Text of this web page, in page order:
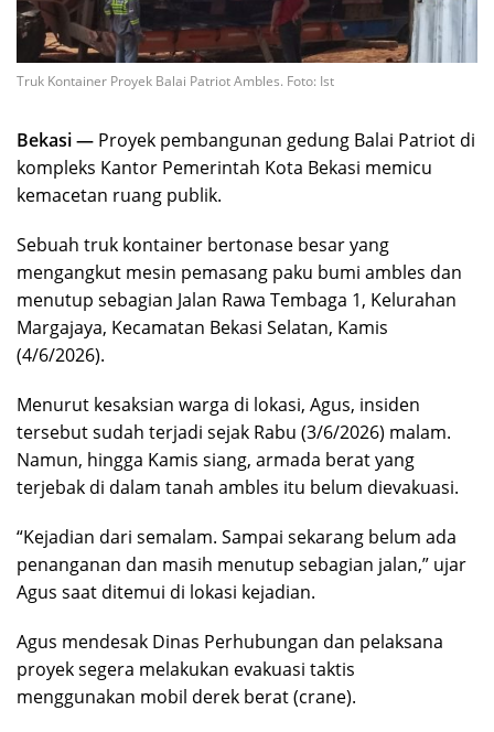
Truk Kontainer Proyek Balai Patriot Ambles. Foto: Ist
Bekasi — Proyek pembangunan gedung Balai Patriot di
kompleks Kantor Pemerintah Kota Bekasi memicu
kemacetan ruang publik.
Sebuah truk kontainer bertonase besar yang
mengangkut mesin pemasang paku bumi ambles dan
menutup sebagian Jalan Rawa Tembaga 1, Kelurahan
Margajaya, Kecamatan Bekasi Selatan, Kamis
(4/6/2026).
Menurut kesaksian warga di lokasi, Agus, insiden
tersebut sudah terjadi sejak Rabu (3/6/2026) malam.
Namun, hingga Kamis siang, armada berat yang
terjebak di dalam tanah ambles itu belum dievakuasi.
“Kejadian dari semalam. Sampai sekarang belum ada
penanganan dan masih menutup sebagian jalan,” ujar
Agus saat ditemui di lokasi kejadian.
Agus mendesak Dinas Perhubungan dan pelaksana
proyek segera melakukan evakuasi taktis
menggunakan mobil derek berat (crane).